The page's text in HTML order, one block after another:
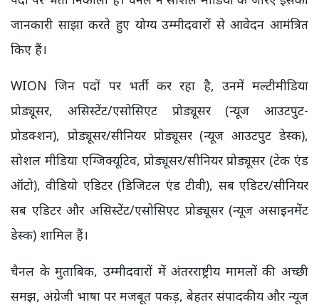
जानकारी साझा करते हुए योग्य उम्मीदवारों से आवेदन आमंत्रित
किए हैं।
WION जिन पदों पर भर्ती कर रहा है, उनमें मल्टीमीडिया
प्रोड्यूसर, असिस्टेंट/एसोसिएट प्रोड्यूसर (न्यूज आउटपुट-
प्रोडक्शन), प्रोड्यूसर/सीनियर प्रोड्यूसर (न्यूज आउटपुट डेस्क),
सोशल मीडिया एग्जिक्यूटिव, प्रोड्यूसर/सीनियर प्रोड्यूसर (टेक एंड
ऑटो), वीडियो एडिटर (डिजिटल एंड टीवी), सब एडिटर/सीनियर
सब एडिटर और असिस्टेंट/एसोसिएट प्रोड्यूसर (न्यूज असाइनमेंट
डेस्क) शामिल हैं।
चैनल के मुताबिक, उम्मीदवारों में अंतरराष्ट्रीय मामलों की अच्छी
समझ, अंग्रेजी भाषा पर मजबूत पकड़, बेहतर संपादकीय और न्यूज